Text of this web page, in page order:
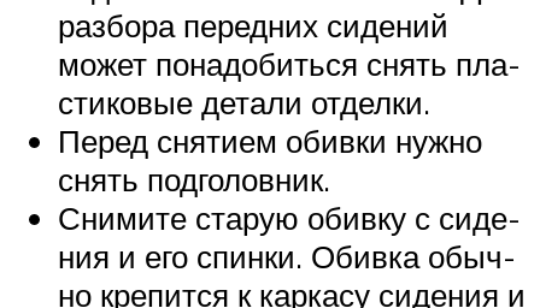
раз­бо­ра перед­них сиде­ний
может пона­до­бить­ся снять пла­
сти­ко­вые дета­ли отделки.
Перед сня­ти­ем обив­ки нуж­но
снять подголовник.
Сни­ми­те ста­рую обив­ку с сиде­
ния и его спин­ки. Обив­ка обыч­
но кре­пит­ся к кар­ка­су сиде­ния и